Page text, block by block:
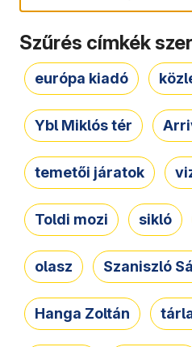
Szűrés címkék
európa kiadó
Ybl Miklós tér
temetői járatok
Toldi mozi sikló
olasz Szaniszló
Hanga Zoltán